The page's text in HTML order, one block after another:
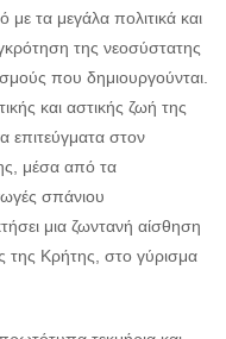
τα μεγάλα πολιτικά και
της νεοσύστατης
που δημιουργούνται.
και αστικής ζωή της
επιτεύγματα στον
μέσα από τα
σπάνιου
μια ζωντανή αίσθηση
της Κρήτης, στο γύρισμα